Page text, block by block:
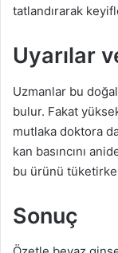
tatlandırarak
Uyarılar
Uzmanlar bu
bulur. Fakat
mutlaka doktora
kan basıncını
bu ürünü
Sonuç